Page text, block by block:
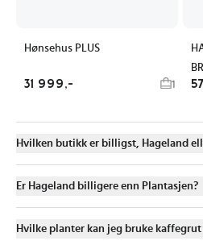
Hønsehus PLUS
31 999,- 1
Hvilken butikk er billigst, Hageland
Er Hageland billigere enn Plantasjen?
Hvilke planter kan jeg bruke kaffegrut